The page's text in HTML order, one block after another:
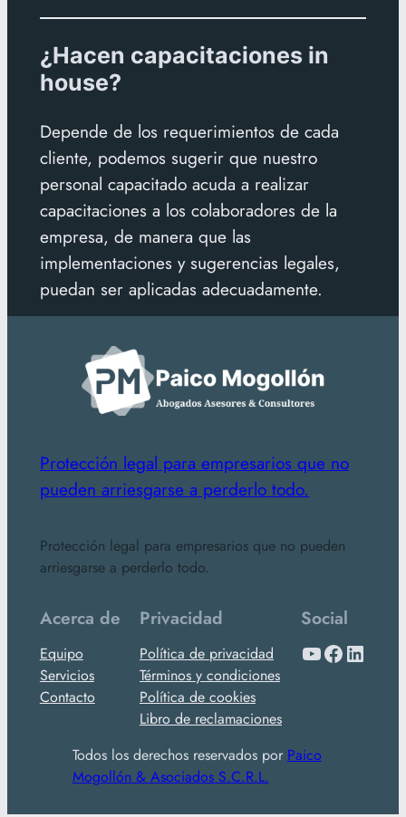
¿Hacen capacitaciones in
house?
Depende de los requerimientos de cada
cliente, podemos sugerir que nuestro
personal capacitado acuda a realizar
capacitaciones a los colaboradores de la
empresa, de manera que las
implementaciones y sugerencias legales,
puedan ser aplicadas adecuadamente.
Protección legal para empresarios que no
pueden arriesgarse a perderlo todo.
Protección legal para empresarios que no pueden
arriesgarse a perderlo todo.
Acerca de
Equipo
Servicios
Contacto
Privacidad
Política de privacidad
Términos y condiciones
Política de cookies
Libro de reclamaciones
Social
YouTube Facebook LinkedIn
Todos los derechos reservados por Paico
Mogollón & Asociados S.C.R.L.